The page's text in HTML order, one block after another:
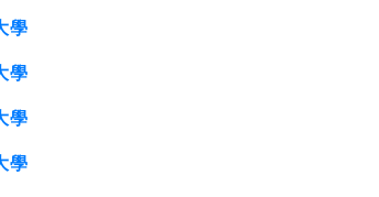
學
學
學
學